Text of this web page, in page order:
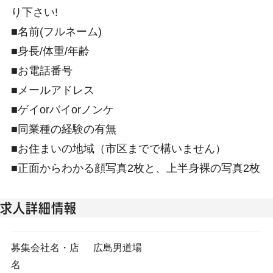
り下さい!
■名前(フルネーム)
■身長/体重/年齢
■お電話番号
■メールアドレス
■ゲイorバイorノンケ
■同業種の経験の有無
■お住まいの地域（市区までで構いません）
■正面からわかる顔写真2枚と、上半身裸の写真2枚
求人詳細情報
募集会社名・店
名
広島男道場